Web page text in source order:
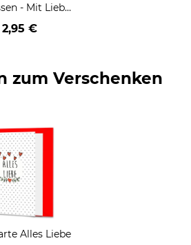
- Mit Liebe
geschenkt
2,95 €
zum Verschenken
Alles Liebe